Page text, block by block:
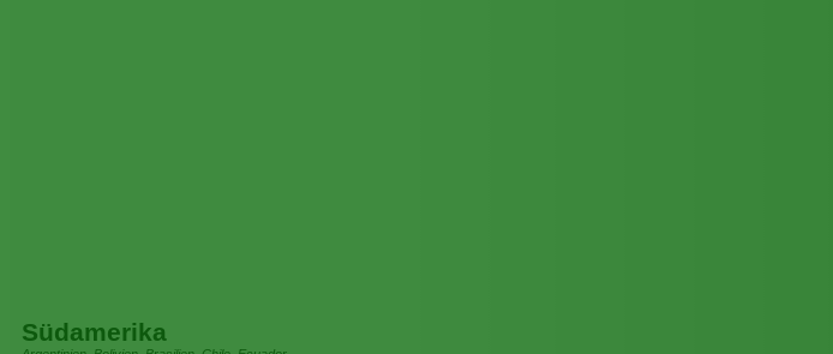
Südamerika